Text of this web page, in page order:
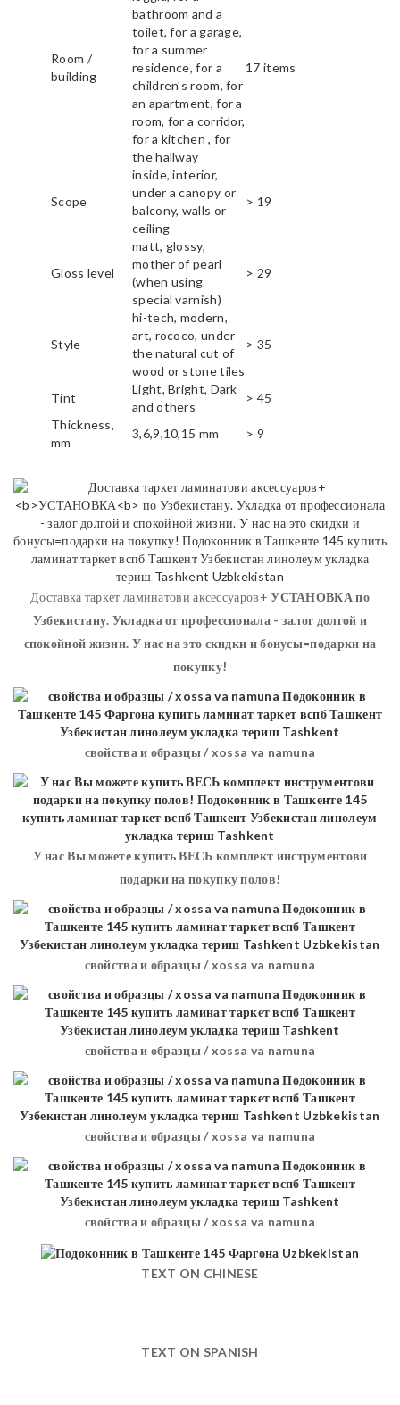
Room /
building
bathroom and a
toilet, for a garage,
for a summer
residence, for a
children's room, for
an apartment, for a
room, for a corridor,
for a kitchen , for
the hallway
17 items
Scope
inside, interior,
under a canopy or
balcony, walls or
ceiling
> 19
Gloss level
matt, glossy,
mother of pearl
(when using
special varnish)
> 29
Style
hi-tech, modern,
art, rococo, under
the natural cut of
wood or stone tiles
> 35
Tint
Light, Bright, Dark
and others
> 45
Thickness,
mm
3,6,9,10,15 mm > 9
Доставка таркет ламинатови аксессуаров+УСТАНОВКАпо
Узбекистану. Укладка от профессионала - залог долгой и
спокойной жизни. У нас на это скидки и бонусы=подарки на
покупку!
свойства и образцы / xossa va namuna
У нас Вы можете купить ВЕСЬ комплект инструментови
подарки на покупку полов!
свойства и образцы / xossa va namuna
свойства и образцы / xossa va namuna
свойства и образцы / xossa va namuna
свойства и образцы / xossa va namuna
TEXT ON CHINESE
TEXT ON SPANISH